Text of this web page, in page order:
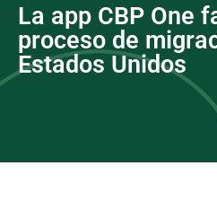
La app CBP One
proceso de
Estados Unidos